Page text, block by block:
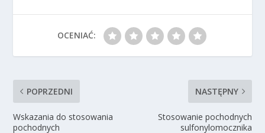
OCENIAĆ:
POPRZEDNI
Wskazania do stosowania
pochodnych
NASTĘPNY
Stosowanie pochodnych
sulfonylomocznika